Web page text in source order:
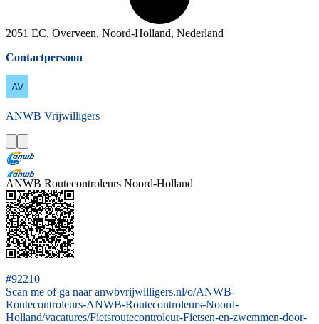
2051 EC, Overveen, Noord-Holland, Nederland
Contactpersoon
ANWB Vrijwilligers
ANWB Routecontroleurs Noord-Holland
#92210
Scan me of ga naar anwbvrijwilligers.nl/o/ANWB-
Routecontroleurs-ANWB-Routecontroleurs-Noord-
Holland/vacatures/Fietsroutecontroleur-Fietsen-en-zwemmen-door-